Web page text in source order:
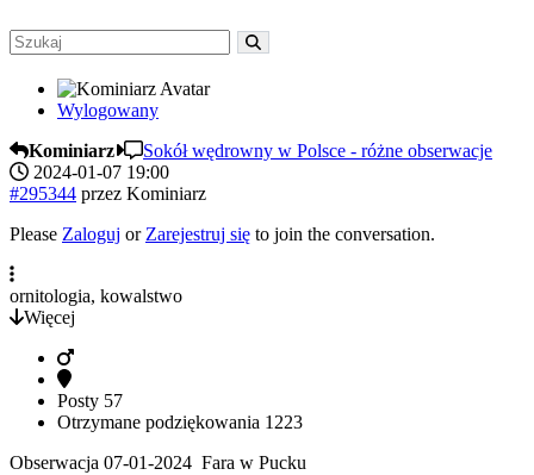
Wylogowany
Kominiarz
Sokół wędrowny w Polsce - różne obserwacje
2024-01-07 19:00
#295344 przez Kominiarz
Please Zaloguj or Zarejestruj się to join the conversation.
ornitologia, kowalstwo
Więcej
Posty 57
Otrzymane podziękowania 1223
Obserwacja 07-01-2024 Fara w Pucku